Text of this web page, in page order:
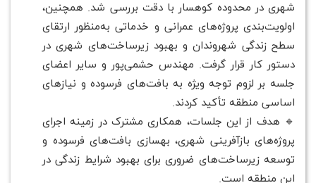
شهری در محدوده کوهسار با دقت بررسی شد. همچنین،
اولویت‌بندی پروژه‌های عمرانی و خدماتی به‌منظور ارتقای
سطح زندگی شهروندان و بهبود زیرساخت‌های شهری در
دستور کار قرار گرفت. مهندس حشمی‌پور و سایر اعضای
جلسه بر لزوم توجه ویژه به بافت‌های فرسوده و نیازهای
اساسی منطقه تأکید کردند.
🔹 هدف از این جلسات، همکاری مشترک در زمینه اجرای
پروژه‌های بازآفرینی شهری، بهسازی بافت‌های فرسوده و
توسعه زیرساخت‌های ضروری برای بهبود شرایط زندگی در
این منطقه است.